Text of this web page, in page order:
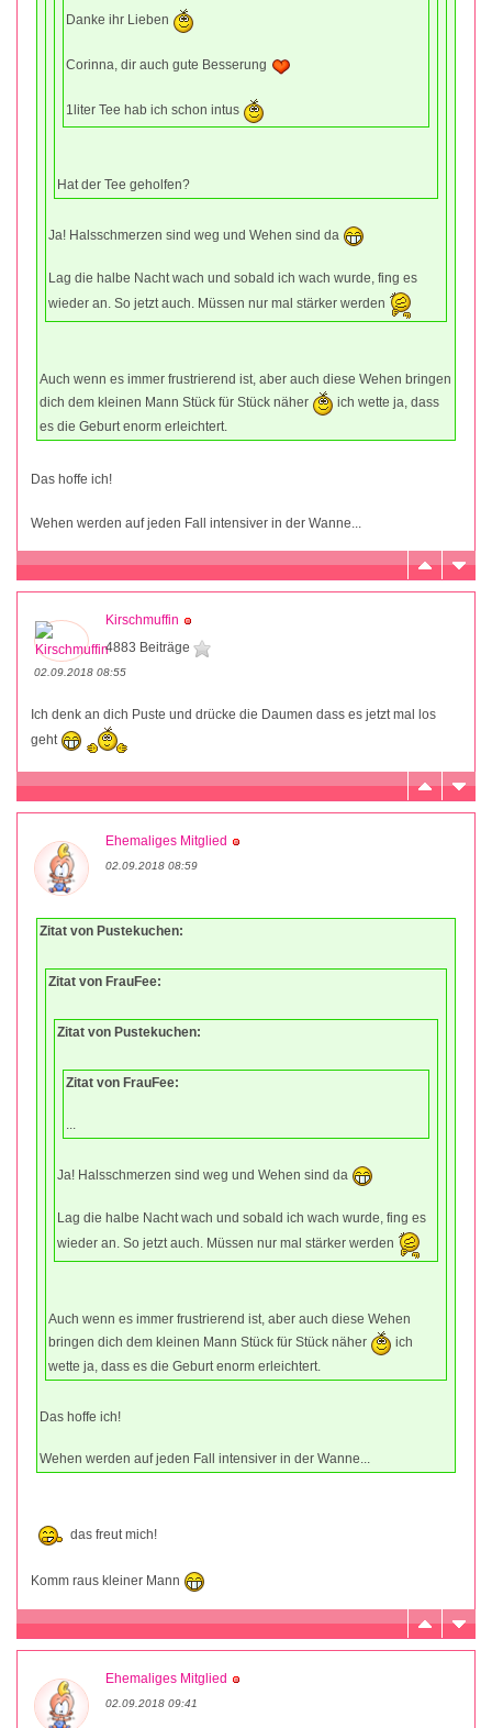
Danke ihr Lieben
Corinna, dir auch gute Besserung
1liter Tee hab ich schon intus
Hat der Tee geholfen?
Ja! Halsschmerzen sind weg und Wehen sind da
Lag die halbe Nacht wach und sobald ich wach wurde, fing es
wieder an. So jetzt auch. Müssen nur mal stärker werden
Auch wenn es immer frustrierend ist, aber auch diese Wehen bringen
dich dem kleinen Mann Stück für Stück näher
ich wette ja, dass
es die Geburt enorm erleichtert.
Das hoffe ich!
Wehen werden auf jeden Fall intensiver in der Wanne...
Kirschmuffin
4883 Beiträge
02.09.2018 08:55
Ich denk an dich Puste und drücke die Daumen dass es jetzt mal los
geht
Ehemaliges Mitglied
02.09.2018 08:59
Zitat von Pustekuchen:
Zitat von FrauFee:
Zitat von Pustekuchen:
Zitat von FrauFee:
...
Ja! Halsschmerzen sind weg und Wehen sind da
Lag die halbe Nacht wach und sobald ich wach wurde, fing es
wieder an. So jetzt auch. Müssen nur mal stärker werden
Auch wenn es immer frustrierend ist, aber auch diese Wehen
bringen dich dem kleinen Mann Stück für Stück näher
ich
wette ja, dass es die Geburt enorm erleichtert.
Das hoffe ich!
Wehen werden auf jeden Fall intensiver in der Wanne...
das freut mich!
Komm raus kleiner Mann
Ehemaliges Mitglied
02.09.2018 09:41